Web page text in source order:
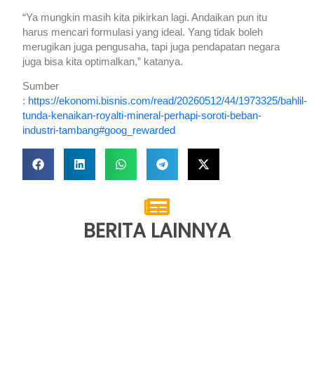
“Ya mungkin masih kita pikirkan lagi. Andaikan pun itu
harus mencari formulasi yang ideal. Yang tidak boleh
merugikan juga pengusaha, tapi juga pendapatan negara
juga bisa kita optimalkan,” katanya.
Sumber
: https://ekonomi.bisnis.com/read/20260512/44/1973325/bahlil-
tunda-kenaikan-royalti-mineral-perhapi-soroti-beban-
industri-tambang#goog_rewarded
BERITA LAINNYA